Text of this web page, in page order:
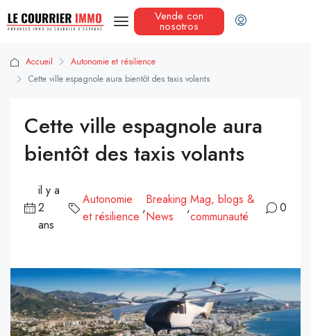
Vende con
nosotros
Accueil
Autonomie et résilience
Cette ville espagnole aura bientôt des taxis volants
Cette ville espagnole aura
bientôt des taxis volants
il y a
2
ans
Autonomie
et résilience
,
Breaking
News
,
Mag, blogs &
communauté
0